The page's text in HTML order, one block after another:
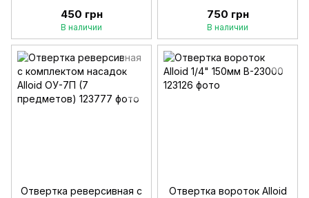
450 грн
В наличии
750 грн
В наличии
Отвертка реверсивная с
Отвертка вороток Alloid